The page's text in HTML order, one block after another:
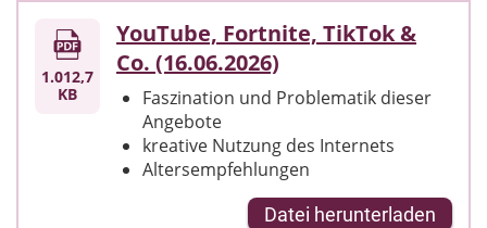
1.012,7
KB
YouTube, Fortnite, TikTok &
Co. (16.06.2026)
Faszination und Problematik dieser
Angebote
kreative Nutzung des Internets
Altersempfehlungen
Datei herunterladen